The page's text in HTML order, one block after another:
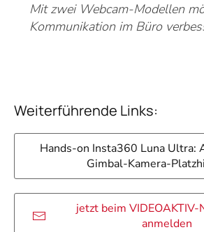
Mit zwei Webcam-Modellen
Kommunikation im Büro
Weiterführende Links:
Hands-on Insta360 Luna Ultra:
Gimbal-Kamera-
jetzt beim
anmelden